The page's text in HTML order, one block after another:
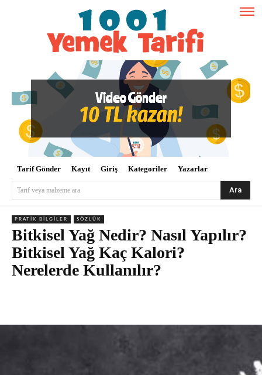
Tarif Gönder Kayıt Giriş Kategoriler Yazarlar
Tarif veya malzeme ara Ara
PRATIK BILGILER SÖZLÜK
Bitkisel Yağ Nedir? Nasıl Yapılır?
Bitkisel Yağ Kaç Kalori?
Nerelerde Kullanılır?